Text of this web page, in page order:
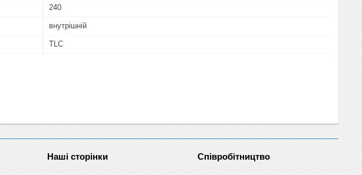
240
внутрішній
TLC
Наші сторінки Співробітництво